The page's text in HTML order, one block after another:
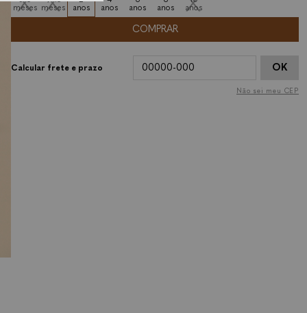
meses meses
anos
anos
anos
anos
anos
COMPRAR
OK
Não sei meu CEP